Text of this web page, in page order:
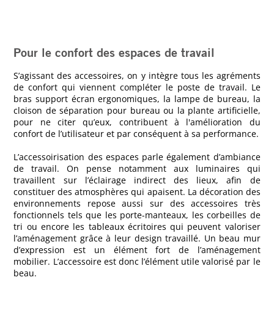
Pour le confort des espaces de travail
S’agissant des accessoires, on y intègre tous les agréments
de confort qui viennent compléter le poste de travail. Le
bras support écran ergonomiques, la lampe de bureau, la
cloison de séparation pour bureau ou la plante artificielle,
pour ne citer qu’eux, contribuent à l'amélioration du
confort de l’utilisateur et par conséquent à sa performance.
L’accessoirisation des espaces parle également d’ambiance
de travail. On pense notamment aux luminaires qui
travaillent sur l’éclairage indirect des lieux, afin de
constituer des atmosphères qui apaisent. La décoration des
environnements repose aussi sur des accessoires très
fonctionnels tels que les porte-manteaux, les corbeilles de
tri ou encore les tableaux écritoires qui peuvent valoriser
l’aménagement grâce à leur design travaillé. Un beau mur
d’expression est un élément fort de l’aménagement
mobilier. L’accessoire est donc l’élément utile valorisé par le
beau.